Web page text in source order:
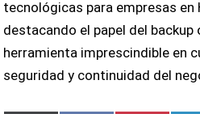
tecnológicas para empresas en
destacando el papel del backup
herramienta imprescindible en
seguridad y continuidad del